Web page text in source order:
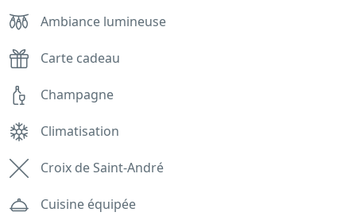
Ambiance lumineuse
Carte cadeau
Champagne
Climatisation
Croix de Saint-André
Cuisine équipée